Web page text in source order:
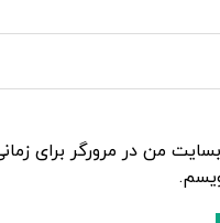
من در مرورگر برای